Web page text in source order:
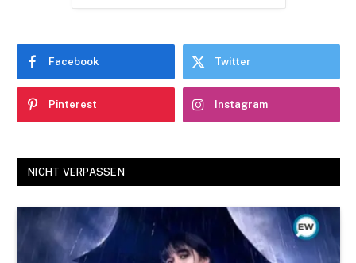
Facebook Twitter
Pinterest Instagram
NICHT VERPASSEN